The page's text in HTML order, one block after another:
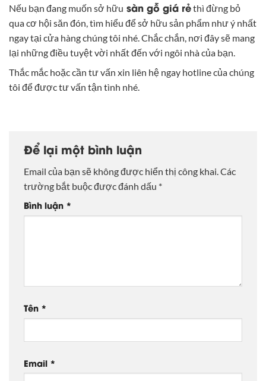
Nếu bạn đang muốn sở hữu sàn gỗ giá rẻthì đừng bỏ
qua cơ hội săn đón, tìm hiểu để sở hữu sản phẩm như ý nhất
ngay tại cửa hàng chúng tôi nhé. Chắc chắn, nơi đây sẽ mang
lại những điều tuyệt vời nhất đến với ngôi nhà của bạn.
Thắc mắc hoặc cần tư vấn xin liên hệ ngay hotline của chúng
tôi để được tư vấn tận tình nhé.
Để lại một bình luận
Email của bạn sẽ không được hiển thị công khai.Các
trường bắt buộc được đánh dấu *
Bình luận *
Tên *
Email *